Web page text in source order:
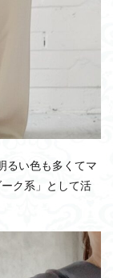
るい色も多くてマ
ク系」として活